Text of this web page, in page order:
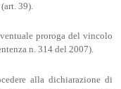
39).
proroga del vincolo
n. 314 del 2007).
alla dichiarazione di